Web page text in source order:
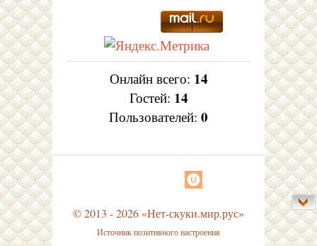
Онлайн всего: 14
Гостей: 14
Пользователей: 0
© 2013 - 2026 «Нет-скуки.мир.рус»
Источник позитивного настроения